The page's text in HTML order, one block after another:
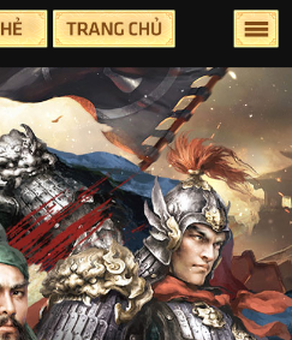
Trang
chủ
tức
Kiện
Group